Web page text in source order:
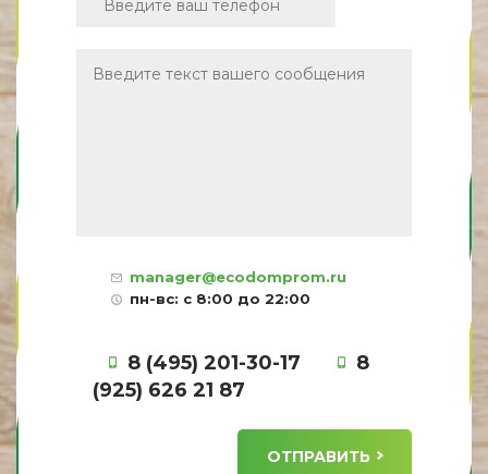
manager@ecodomprom.ru
пн-вс: с 8:00 до 22:00
8 (495) 201-30-17
8
(925) 626 21 87
ОТПРАВИТЬ